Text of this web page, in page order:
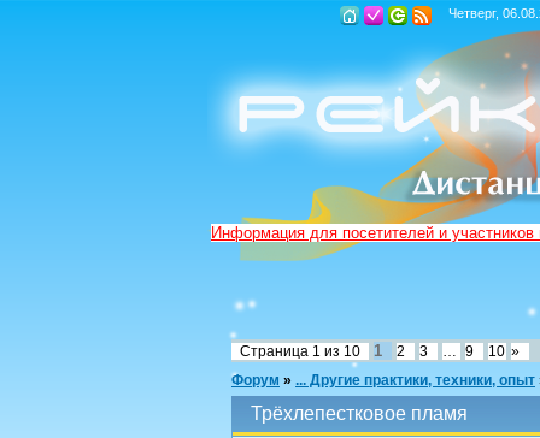
Четверг,
Информация для посетителей и
Страница 1 из 10 1 2 3 9 10 »
Форум » ... Другие практики, техники, опыт
Трёхлепестковое пламя